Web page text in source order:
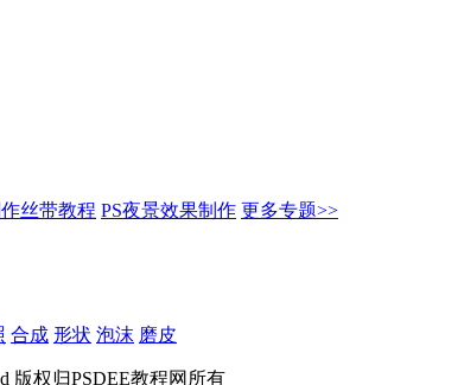
丝带教程 PS夜景效果制作 更多专题>>
合成 形状 泡沫 磨皮
版权归PSDEE教程网所有